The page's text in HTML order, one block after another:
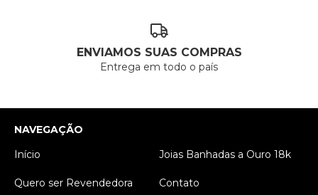
ENVIAMOS SUAS COMPRAS
Entrega em todo o país
NAVEGAÇÃO
Início
Joias Banhadas a Ouro 18k
Quero ser Revendedora Contato